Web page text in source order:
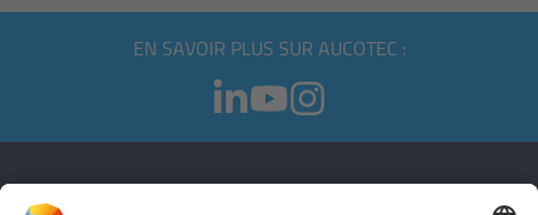
EN SAVOIR PLUS SUR AUCOTEC :